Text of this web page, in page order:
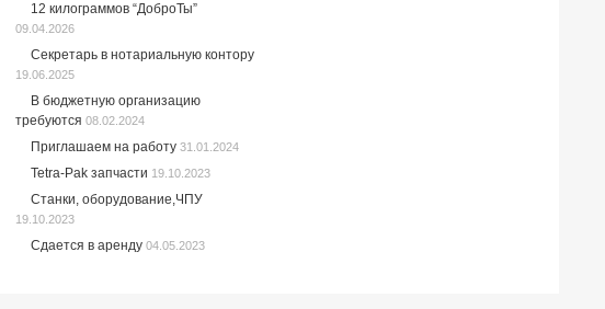
12 килограммов “ДоброТы”
09.04.2026
Секретарь в нотариальную контору
19.06.2025
В бюджетную организацию
требуются 08.02.2024
Приглашаем на работу 31.01.2024
Tetra-Pak запчасти 19.10.2023
Станки, оборудование,ЧПУ
19.10.2023
Сдается в аренду 04.05.2023